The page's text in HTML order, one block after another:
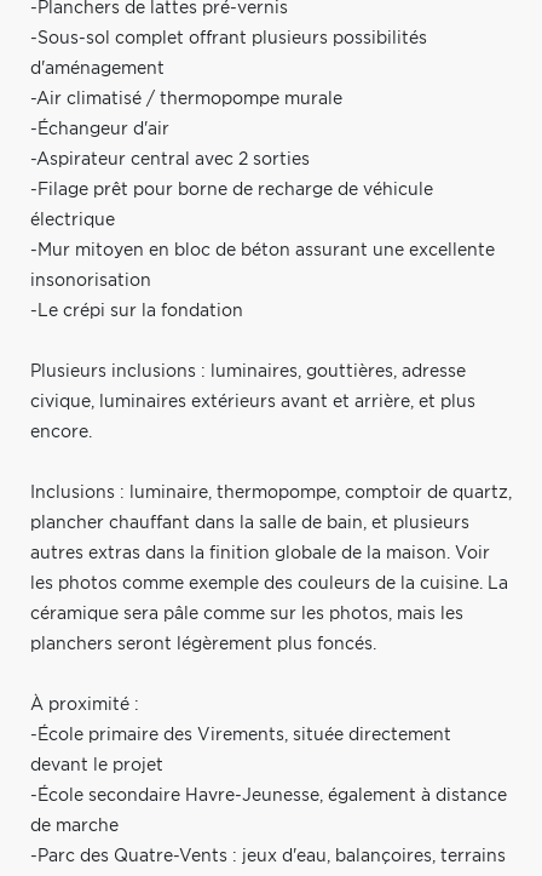
-Planchers de lattes pré-vernis
-Sous-sol complet offrant plusieurs possibilités
d'aménagement
-Air climatisé / thermopompe murale
-Échangeur d'air
-Aspirateur central avec 2 sorties
-Filage prêt pour borne de recharge de véhicule
électrique
-Mur mitoyen en bloc de béton assurant une excellente
insonorisation
-Le crépi sur la fondation
Plusieurs inclusions : luminaires, gouttières, adresse
civique, luminaires extérieurs avant et arrière, et plus
encore.
Inclusions : luminaire, thermopompe, comptoir de quartz,
plancher chauffant dans la salle de bain, et plusieurs
autres extras dans la finition globale de la maison. Voir
les photos comme exemple des couleurs de la cuisine. La
céramique sera pâle comme sur les photos, mais les
planchers seront légèrement plus foncés.
À proximité :
-École primaire des Virements, située directement
devant le projet
-École secondaire Havre-Jeunesse, également à distance
de marche
-Parc des Quatre-Vents : jeux d'eau, balançoires, terrains